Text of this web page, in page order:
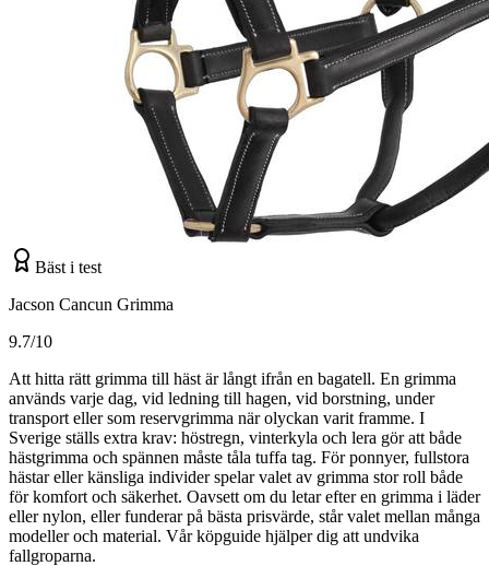
Bäst i test
Jacson Cancun Grimma
9.7/10
Att hitta rätt grimma till häst är långt ifrån en bagatell. En grimma
används varje dag, vid ledning till hagen, vid borstning, under
transport eller som reservgrimma när olyckan varit framme. I
Sverige ställs extra krav: höstregn, vinterkyla och lera gör att både
hästgrimma och spännen måste tåla tuffa tag. För ponnyer, fullstora
hästar eller känsliga individer spelar valet av grimma stor roll både
för komfort och säkerhet. Oavsett om du letar efter en grimma i läder
eller nylon, eller funderar på bästa prisvärde, står valet mellan många
modeller och material. Vår köpguide hjälper dig att undvika
fallgroparna.